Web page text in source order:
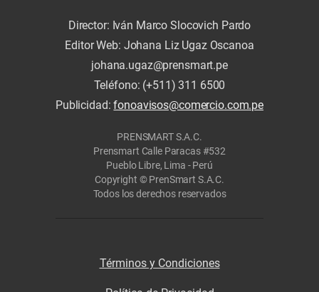
Director: Iván Marco Slocovich Pardo
Editor Web: Johana Liz Ugaz Oscanoa
johana.ugaz@prensmart.pe
Teléfono: (+511) 311 6500
Publicidad:fonoavisos@comercio.com.pe
PRENSMART S.A.C.
Prensmart Calle Paracas #532
Pueblo Libre, Lima - Perú
Copyright © PrenSmart S.A.C.
Todos los derechos reservados
Términos y Condiciones